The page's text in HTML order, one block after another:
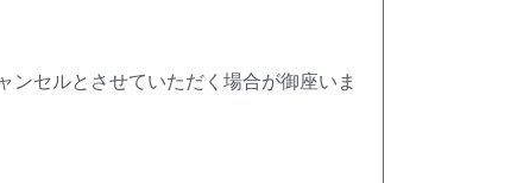
セルとさせていただく場合が御座いま